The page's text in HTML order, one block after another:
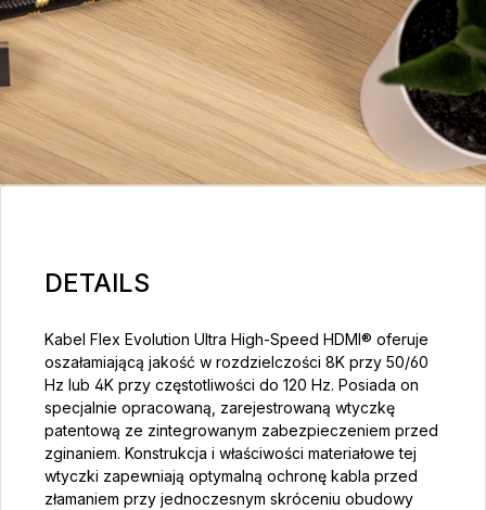
DETAILS
Kabel Flex Evolution Ultra High-Speed HDMI® oferuje
oszałamiającą jakość w rozdzielczości 8K przy 50/60
Hz lub 4K przy częstotliwości do 120 Hz. Posiada on
specjalnie opracowaną, zarejestrowaną wtyczkę
patentową ze zintegrowanym zabezpieczeniem przed
zginaniem. Konstrukcja i właściwości materiałowe tej
wtyczki zapewniają optymalną ochronę kabla przed
złamaniem przy jednoczesnym skróceniu obudowy